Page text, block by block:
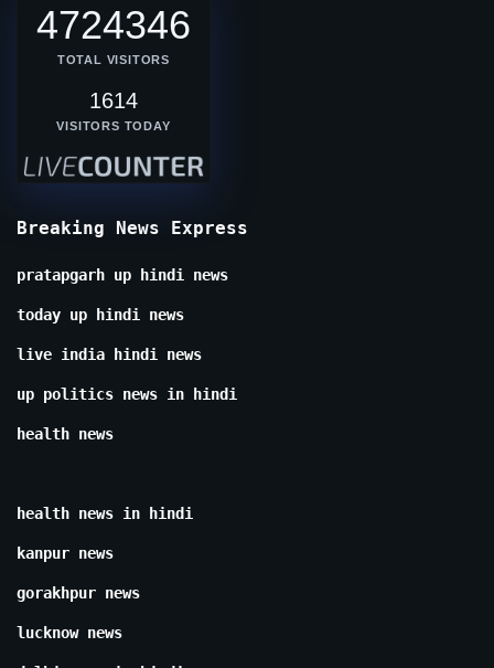
4724346
TOTAL VISITORS
1614
VISITORS TODAY
Breaking News Express
pratapgarh up hindi news
today up hindi news
live india hindi news
up politics news in hindi
health news
health news in hindi
kanpur news
gorakhpur news
lucknow news